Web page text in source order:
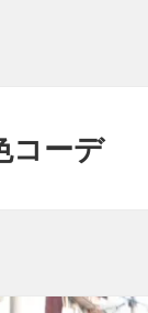
コーデ